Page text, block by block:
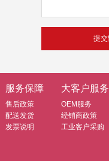
服务保障
售后政策
配送发货
发票说明
大客户服务
OEM服务
经销商政策
工业客户采购